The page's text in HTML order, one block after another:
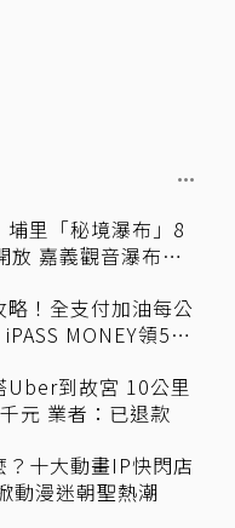
埔里「秘境瀑布」8
放 嘉義觀音瀑布
略！全支付加油每公
MONEY領50
Uber到故宮 10公里
元 業者：已退款
？十大動畫IP快閃店
動漫迷朝聖熱潮